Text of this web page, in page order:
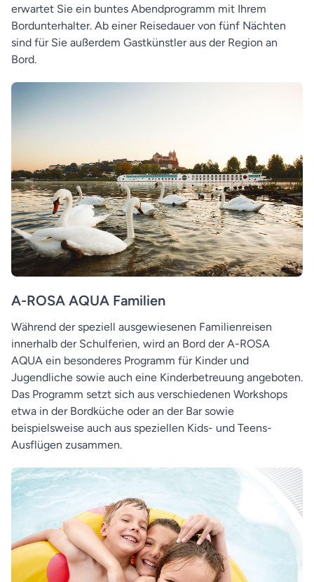
erwartet Sie ein buntes Abendprogramm mit Ihrem
Bordunterhalter. Ab einer Reisedauer von fünf Nächten
sind für Sie außerdem Gastkünstler aus der Region an
Bord.
A-ROSA AQUA Familien
Während der speziell ausgewiesenen Familienreisen
innerhalb der Schulferien, wird an Bord der A-ROSA
AQUA ein besonderes Programm für Kinder und
Jugendliche sowie auch eine Kinderbetreuung angeboten.
Das Programm setzt sich aus verschiedenen Workshops
etwa in der Bordküche oder an der Bar sowie
beispielsweise auch aus speziellen Kids- und Teens-
Ausflügen zusammen.